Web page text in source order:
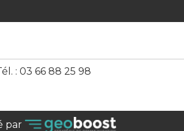
: 03 66 88 25 98
par